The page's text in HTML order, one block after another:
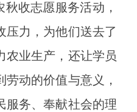
收志愿服务活动，
压力，为他们送去了
农业生产，还让学员
动的价值与意义，
服务、奉献社会的理